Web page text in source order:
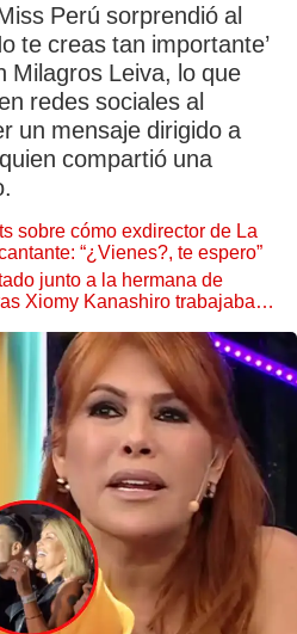
Perú sorprendió al
te creas tan importante’
Milagros Leiva, lo que
redes sociales al
un mensaje dirigido a
compartió una
sobre cómo exdirector de La
“¿Vienes?, te espero”
junto a la hermana de
Xiomy Kanashiro trabajaba: